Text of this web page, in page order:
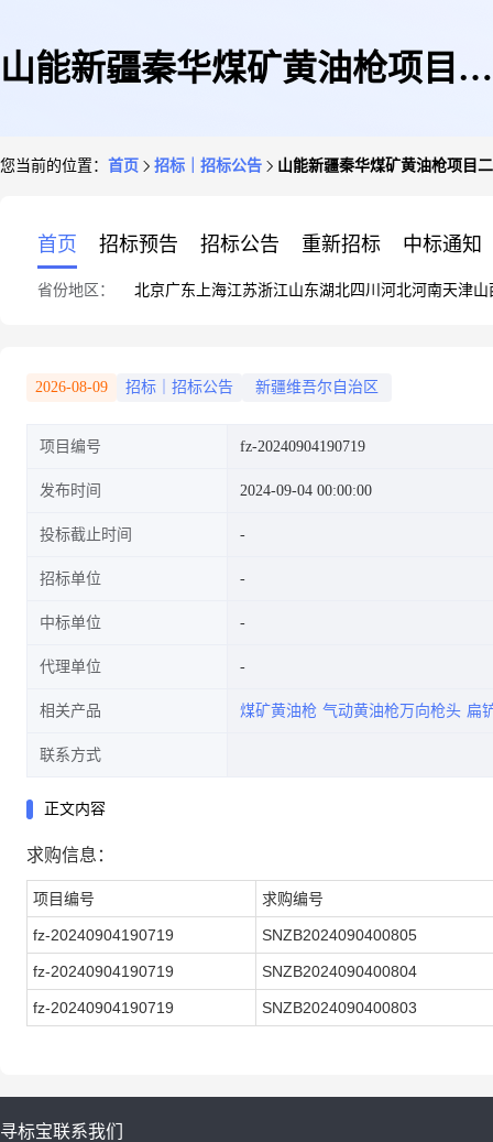
山能新疆秦华煤矿黄油枪项目二
您当前的位置： 首页 招标｜招标公告 山能新疆秦华煤矿黄油枪项目
首页 招标预告 招标公告 重新招标 中标通知
省份地区： 北京广东 上海江苏浙江山东湖北四川 河北河南天津山
2026-08-09 招标｜招标公告 新疆维吾尔自治区
项目编号 fz-20240904190719
发布时间 2024-09-04 00:00:00
投标截止时间
招标单位
中标单位
代理单位
相关产品 煤矿黄油枪 气动黄油枪万向枪头 扁
联系方式
正文内容
求购信息：
项目编号 求购编号
fz-20240904190719 SNZB2024090400805
fz-20240904190719 SNZB2024090400804
fz-20240904190719 SNZB2024090400803
寻标宝联系我们